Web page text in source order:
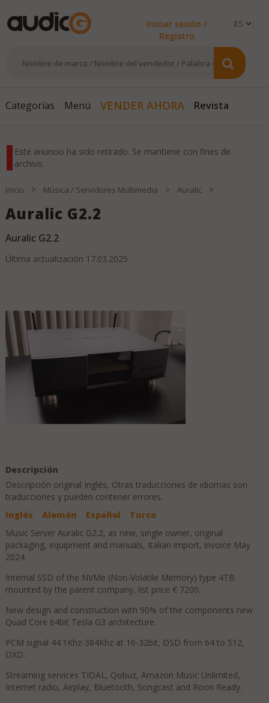
Iniciar sesión /
Registro
Categorías Menú VENDER AHORA Revista
Este anuncio ha sido retirado. Se mantiene con fines de
archivo.
Inicio > Música / Servidores Multimedia > Auralic >
Auralic G2.2
Auralic G2.2
Última actualización 17.03.2025
Descripción
Descripción original Inglés, Otras traducciones de idiomas son
traducciones y pueden contener errores.
Inglés
Alemán Español
Turco
Music Server Auralic G2.2, as new, single owner, original
packaging, equipment and manuals, Italian import, invoice May
2024.
Internal SSD of the NVMe (Non-Volatile Memory) type 4TB
mounted by the parent company, list price € 7200.
New design and construction with 90% of the components new.
Quad Core 64bit Tesla G3 architecture.
PCM signal 44.1Khz-384Khz at 16-32bit, DSD from 64 to 512,
DXD.
Streaming services TIDAL, Qobuz, Amazon Music Unlimited,
Internet radio, Airplay, Bluetooth, Songcast and Roon Ready.